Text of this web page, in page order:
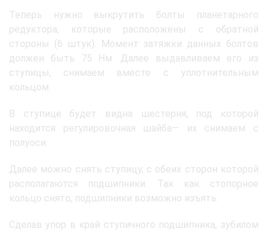
Теперь нужно выкрутить болты планетарного
редуктора, которые расположены с обратной
стороны (6 штук). Момент затяжки данных болтов
должен быть 75 Нм. Далее выдавливаем его из
ступицы, снимаем вместе с уплотнительным
кольцом.
В ступице будет видна шестерня, под которой
находится регулировочная шайба— их снимаем с
полуоси.
Далее можно снять ступицу, с обеих сторон которой
располагаются подшипники. Так как стопорное
кольцо снято, подшипники возможно изъять.
Сделав упор в край ступичного подшипника, зубилом